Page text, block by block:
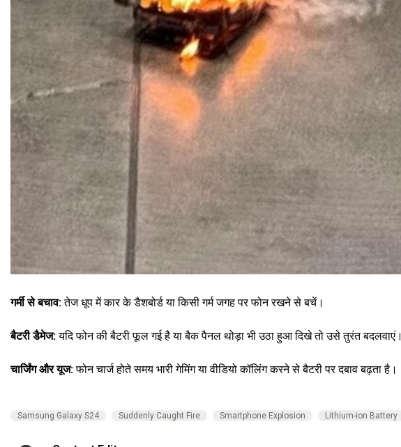
गर्मी से बचाव:तेज धूप में कार के डैशबोर्ड या किसी गर्म जगह पर फोन रखने से बचें।
बैटरी डैमेज:यदि फोन की बैटरी फूल गई है या बैक पैनल थोड़ा भी उठा हुआ दिखे तो उसे तुरंत बदलवाएं।
चार्जिंग और यूज:फोन चार्ज होते समय भारी गेमिंग या वीडियो कॉलिंग करने से बैटरी पर दबाव बढ़ता है।
Samsung Galaxy S24 Suddenly Caught Fire Smartphone Explosion Lithium-ion Battery